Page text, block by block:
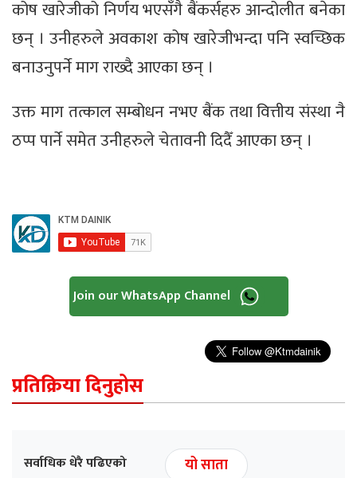
कोष खारेजीको निर्णय भएसँगै बैंकर्सहरु आन्दोलीत बनेका
छन् । उनीहरुले अवकाश कोष खारेजीभन्दा पनि स्वच्छिक
बनाउनुपर्ने माग राख्दै आएका छन् ।
उक्त माग तत्काल सम्बोधन नभए बैंक तथा वित्तीय संस्था नै
ठप्प पार्ने समेत उनीहरुले चेतावनी दिदैँ आएका छन् ।
Join our WhatsApp Channel
प्रतिक्रिया दिनुहोस
सर्वाधिक धेरै पढिएको
यो साता